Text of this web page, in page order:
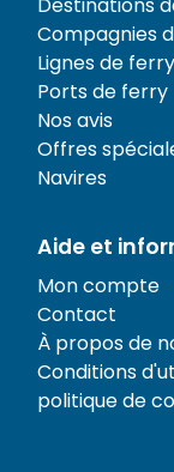
Compagnies
Lignes de ferry
Ports de ferry
Nos avis
Offres
Navires
Aide et
Mon compte
Contact
À propos de
Conditions
politique de